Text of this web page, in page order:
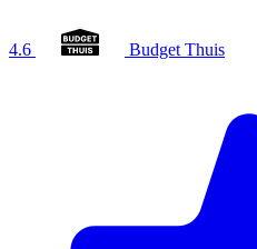
4.6 Budget Thuis